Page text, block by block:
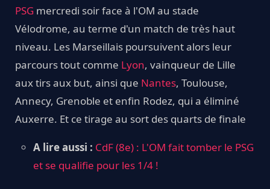
PSG mercredi soir face à l'OM au stade
Vélodrome, au terme d'un match de très haut
niveau. Les Marseillais poursuivent alors leur
parcours tout comme Lyon, vainqueur de Lille
aux tirs aux but, ainsi que Nantes, Toulouse,
Annecy, Grenoble et enfin Rodez, qui a éliminé
Auxerre. Et ce tirage au sort des quarts de finale
A lire aussi : CdF (8e) : L'OM fait tomber le PSG
et se qualifie pour les 1/4 !